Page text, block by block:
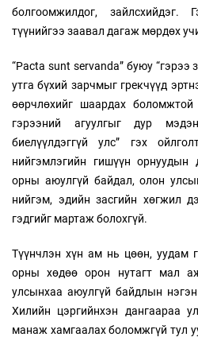
болгоомжилдог,
түүнийгээ заавал дагаж мөрдөх
“Pacta sunt servanda” буюу “гэрээ
утга бүхий зарчмыг грекчүүд
өөрчлөхийг шаардах
гэрээний агуулгыг дур
биелүүлдэггүй улс” гэх
нийгэмлэгийн гишүүн
орны аюулгүй байдал, олон
нийгэм, эдийн засгийн хөгжил
гэдгийг мартаж болохгүй.
Түүнчлэн хүн ам нь цөөн, уудам
орны хөдөө орон нутагт мал
улсынхаа аюулгүй байдлын нэгэн
Хилийн цэргийнхэн дангаараа
манаж хамгаалах боломжгүй тул